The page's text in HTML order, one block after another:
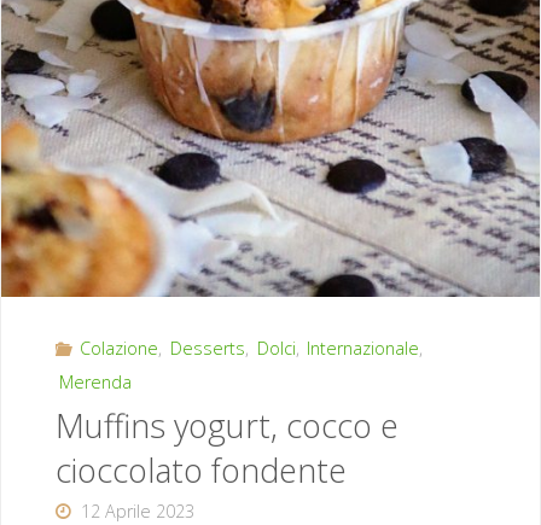
Colazione, Desserts, Dolci, Internazionale,
Merenda
Muffins yogurt, cocco e
cioccolato fondente
12 Aprile 2023